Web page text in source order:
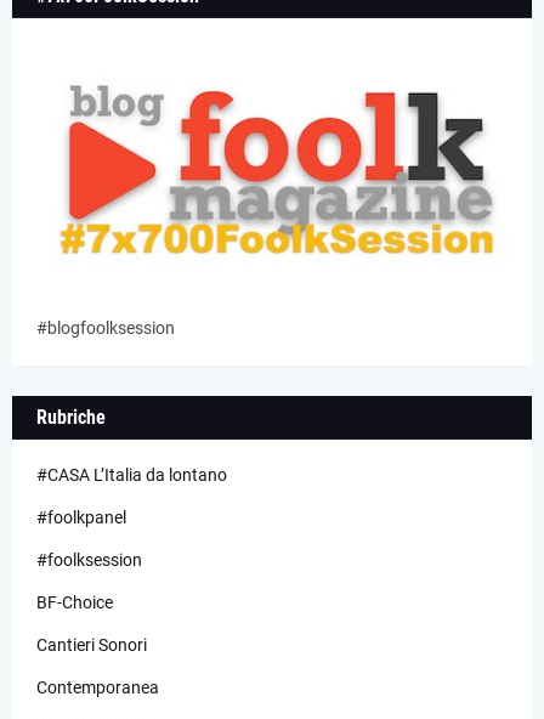
#blogfoolksession
Rubriche
#CASA L’Italia da lontano
#foolkpanel
#foolksession
BF-Choice
Cantieri Sonori
Contemporanea